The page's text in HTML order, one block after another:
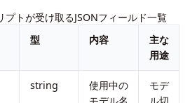
トが受け取るJSONフィールド一覧
型 内容
主な
用途
string
使用中の
モデ